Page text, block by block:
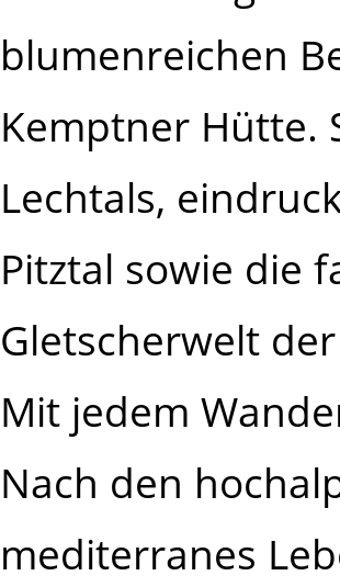
blumenreichen
Kemptner Hütte.
Lechtals,
Pitztal sowie die
Gletscherwelt
Mit jedem
Nach den
mediterranes